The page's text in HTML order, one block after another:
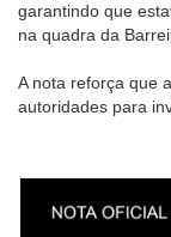
garantindo que
na quadra da
A nota reforça que
autoridades para